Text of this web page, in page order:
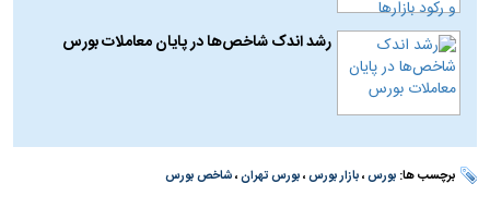
رشد اندک شاخص‌ها در پایان معاملات بورس
برچسب ها:بورس،بازار بورس،بورس تهران،شاخص بورس